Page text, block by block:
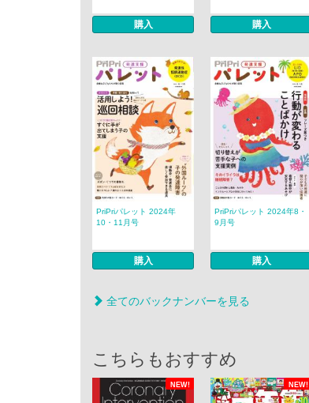
購入 購入
PriPriパレット 2024年
10・11月号
購入
PriPriパレット 2024年8・
9月号
購入
全てのバックナンバーを見る
こちらもおすすめ
NEW! NEW!